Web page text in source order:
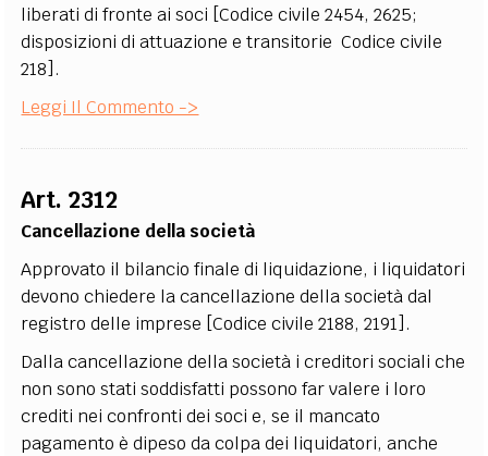
liberati di fronte ai soci [Codice civile 2454, 2625;
disposizioni di attuazione e transitorie Codice civile
218].
Leggi Il Commento ->
Art. 2312
Cancellazione della società
Approvato il bilancio finale di liquidazione, i liquidatori
devono chiedere la cancellazione della società dal
registro delle imprese [Codice civile 2188, 2191].
Dalla cancellazione della società i creditori sociali che
non sono stati soddisfatti possono far valere i loro
crediti nei confronti dei soci e, se il mancato
pagamento è dipeso da colpa dei liquidatori, anche